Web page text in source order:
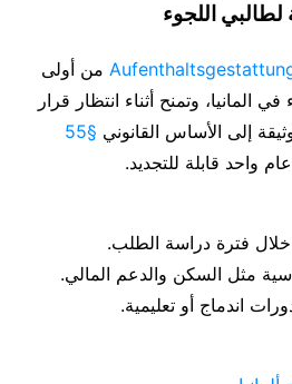
من أولى
المانيا، وتمنح أثناء انتظار قرار
إلى الأساس القانوني
§55
واحد قابلة للتجديد.
خلال فترة دراسة الطلب.
مثل السكن والدعم المالي.
اندماج أو تعليمية.